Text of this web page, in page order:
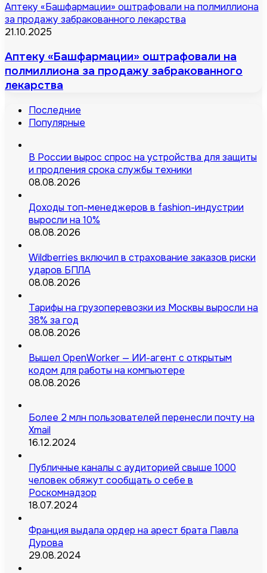
Аптеку «Башфармации» оштрафовали на полмиллиона
за продажу забракованного лекарства
21.10.2025
Аптеку «Башфармации» оштрафовали на
полмиллиона за продажу забракованного
лекарства
Последние
Популярные
В России вырос спрос на устройства для защиты
и продления срока службы техники
08.08.2026
Доходы топ-менеджеров в fashion-индустрии
выросли на 10%
08.08.2026
Wildberries включил в страхование заказов риски
ударов БПЛА
08.08.2026
Тарифы на грузоперевозки из Москвы выросли на
38% за год
08.08.2026
Вышел OpenWorker — ИИ-агент с открытым
кодом для работы на компьютере
08.08.2026
Более 2 млн пользователей перенесли почту на
Xmail
16.12.2024
Публичные каналы с аудиторией свыше 1000
человек обяжут сообщать о себе в
Роскомнадзор
18.07.2024
Франция выдала ордер на арест брата Павла
Дурова
29.08.2024